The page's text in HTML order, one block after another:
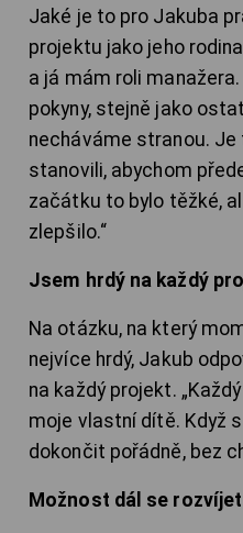
Jaké je to pro Jakuba
projektu jako jeho
a já mám roli
pokyny, stejně jako
necháváme stranou.
stanovili, abychom
začátku to bylo těžké,
zlepšilo.“
Jsem hrdý na každý
Na otázku, na který
nejvíce hrdý, Jakub
na každý projekt.
moje vlastní dítě. Když
dokončit pořádně, bez
Možnost dál se rozvíjet